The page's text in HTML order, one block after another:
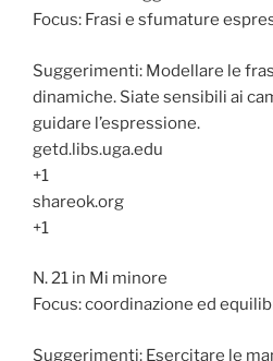
Focus: Frasi e sfumature
Suggerimenti: Modellare le
dinamiche. Siate sensibili ai
guidare l’espressione.
getd.libs.uga.edu
+1
shareok.org
+1
N. 21 in Mi minore
Focus: coordinazione ed
Suggerimenti: Esercitare le